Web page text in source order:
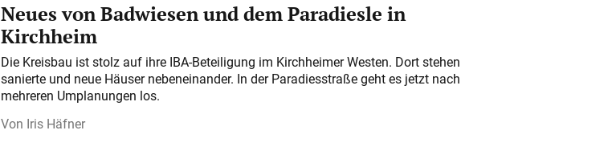
Neues von Badwiesen und dem Paradiesle in
Kirchheim
Die Kreisbau ist stolz auf ihre IBA-Beteiligung im Kirchheimer Westen. Dort stehen
sanierte und neue Häuser nebeneinander. In der Paradiesstraße geht es jetzt nach
mehreren Umplanungen los.
Iris Häfner